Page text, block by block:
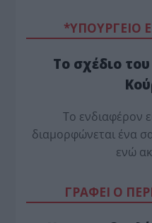
*ΥΠΟΥΡΓΕΙΟ
Το σχέδιο
Το ενδιαφέρον
διαμορφώνεται ένα
ενώ
ΓΡΑΦΕΙ Ο